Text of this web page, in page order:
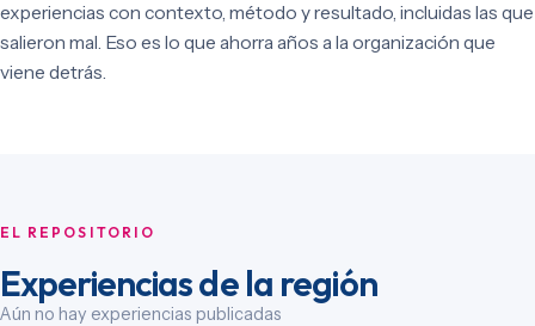
experiencias con contexto, método y resultado, incluidas las que
salieron mal. Eso es lo que ahorra años a la organización que
viene detrás.
EL REPOSITORIO
Experiencias de la región
Aún no hay experiencias publicadas